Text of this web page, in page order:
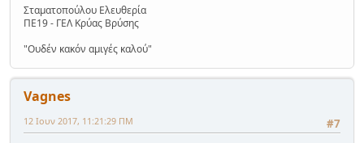
Σταματοπούλου Ελευθερία
ΠΕ19 - ΓΕΛ Κρύας Βρύσης
"Ουδέν κακόν αμιγές καλού"
Vagnes
#7
12 Ιουν 2017, 11:21:29 ΠΜ